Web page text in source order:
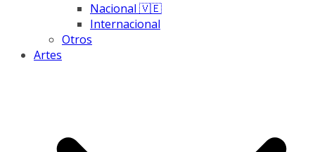
Nacional 🇻🇪
Internacional
Otros
Artes